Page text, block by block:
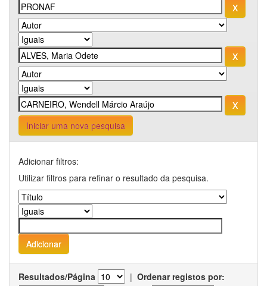
Iniciar uma nova pesquisa
Adicionar filtros:
Utilizar filtros para refinar o resultado da pesquisa.
Resultados/Página | Ordenar registos por: